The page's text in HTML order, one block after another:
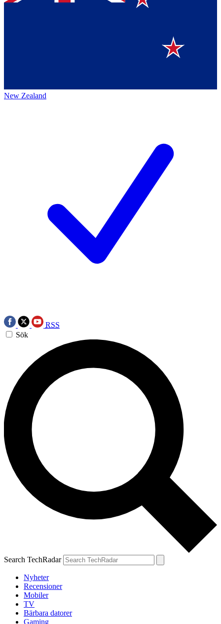
New Zealand
RSS
Sök
Search TechRadar
Nyheter
Recensioner
Mobiler
TV
Bärbara datorer
Gaming